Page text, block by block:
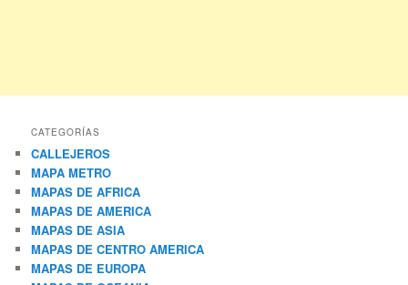
CATEGORÍAS
CALLEJEROS
MAPA METRO
MAPAS DE AFRICA
MAPAS DE AMERICA
MAPAS DE ASIA
MAPAS DE CENTRO AMERICA
MAPAS DE EUROPA